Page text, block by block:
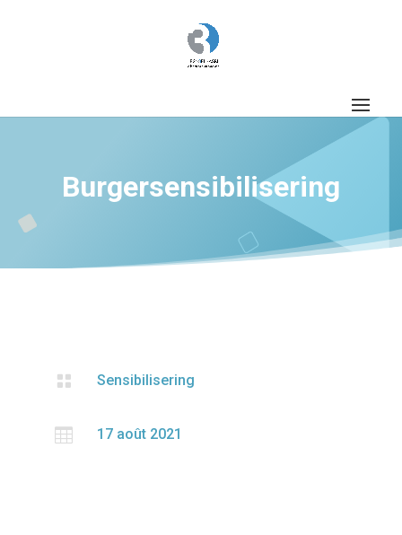
Burgersensibilisering
 Sensibilisering
 17 août 2021